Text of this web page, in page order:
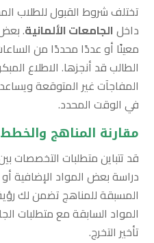
تختلف شروط القبول للطلاب
داخل الجامعات الألمانية.
معينًا أو عددًا محددًا من
الطالب قد أنجزها. الاطلاع
المفاجآت غير المتوقعة
في الوقت المحدد.
مقارنة المناهج
قد تتباين متطلبات التخصصات
دراسة بعض المواد الإضافية أو
المسبقة للمناهج تضمن لك
المواد السابقة مع متطلبات
تأخير التخرج.